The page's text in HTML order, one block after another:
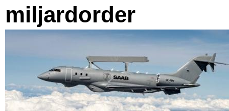
miljardorder